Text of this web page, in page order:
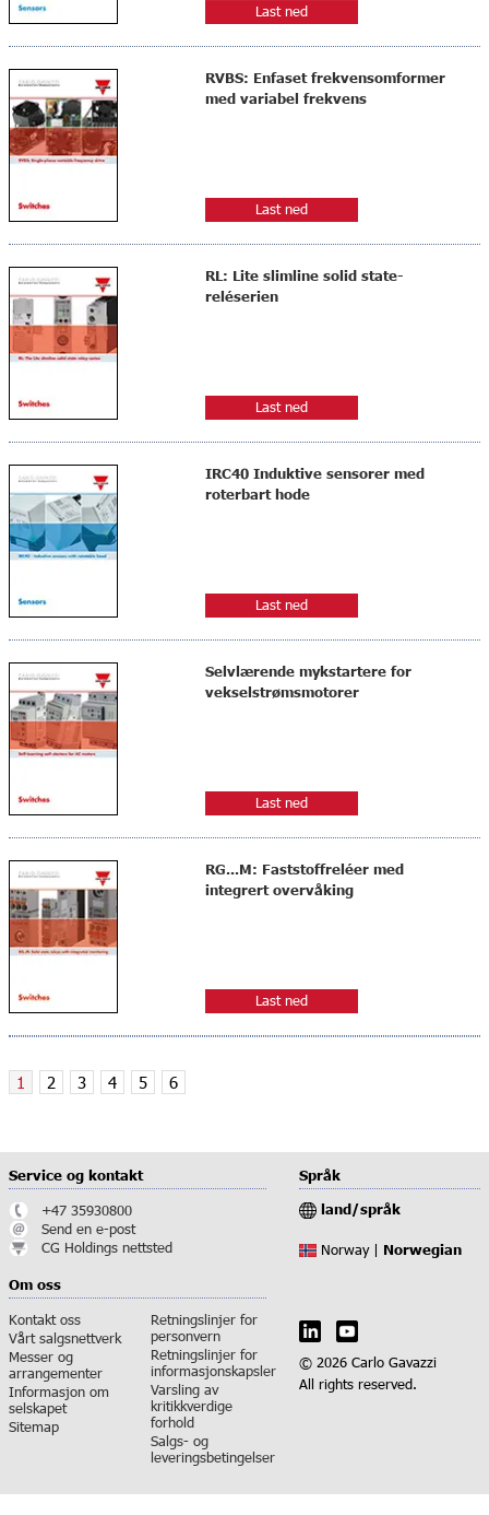
Last ned
RVBS: Enfaset frekvensomformer
med variabel frekvens
Last ned
RL: Lite slimline solid state-
reléserien
Last ned
IRC40 Induktive sensorer med
roterbart hode
Last ned
Selvlærende mykstartere for
vekselstrømsmotorer
Last ned
RG...M: Faststoffreléer med
integrert overvåking
Last ned
1 2 3 4 5 6
Service og kontakt
+47 35930800
Send en e-post
CG Holdings nettsted
Om oss
Kontakt oss
Vårt salgsnettverk
Messer og
arrangementer
Informasjon om
selskapet
Sitemap
Retningslinjer for
personvern
Retningslinjer for
informasjonskapsler
Varsling av
kritikkverdige
forhold
Salgs- og
leveringsbetingelser
Språk
land/språk
Norway | Norwegian
© 2026 Carlo Gavazzi
All rights reserved.